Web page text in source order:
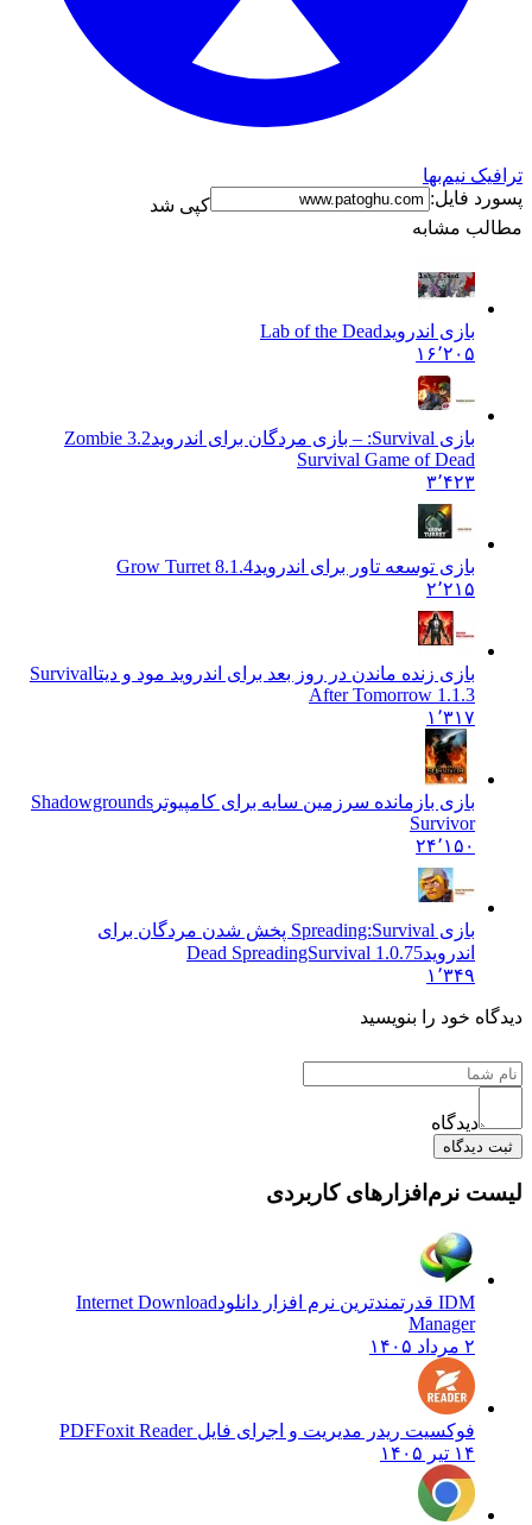
ترافیک نیم‌بها
پسورد فایل:
کپی شد
مطالب مشابه
بازی اندرویدLab of the Dead
۱۶٬۲۰۵
بازی Survival: – بازی مردگان برای اندروید
3.2 Zombie
Survival Game of Dead
۳٬۴۲۳
بازی توسعه تاور برای اندرویدGrow Turret 8.1.4
۲٬۲۱۵
بازی زنده ماندن در روز بعد برای اندروید مود و دیتاSurvival
After Tomorrow 1.1.3
۱٬۳۱۷
بازی بازمانده سرزمین سایه برای کامپیوتر Shadowgrounds
Survivor
۲۴٬۱۵۰
بازی Spreading:Survival پخش شدن مردگان برای
اندرویدDead SpreadingSurvival 1.0.75
۱٬۳۴۹
دیدگاه خود را بنویسید
دیدگاه
ثبت دیدگاه
لیست نرم‌افزارهای کاربردی
IDM قدرتمندترین نرم افزار دانلود
Internet Download
Manager
۲ مرداد ۱۴۰۵
فوکسیت ریدر مدیریت و اجرای فایل PDFFoxit Reader
۱۴ تیر ۱۴۰۵